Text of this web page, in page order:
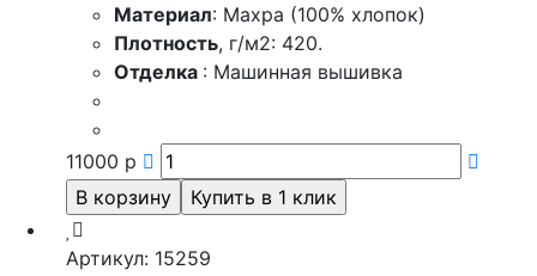
Материал: Махра (100% хлопок)
Плотность, г/м2: 420.
Отделка : Машинная вышивка
11000 р
Артикул: 15259